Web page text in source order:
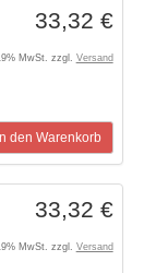
33,32 €
MwSt. zzgl. Versand
den Warenkorb
33,32 €
MwSt. zzgl. Versand